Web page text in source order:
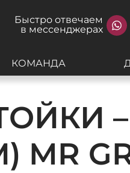
Быстро отвечаем
в мессенджерах
КОМАНДА
–